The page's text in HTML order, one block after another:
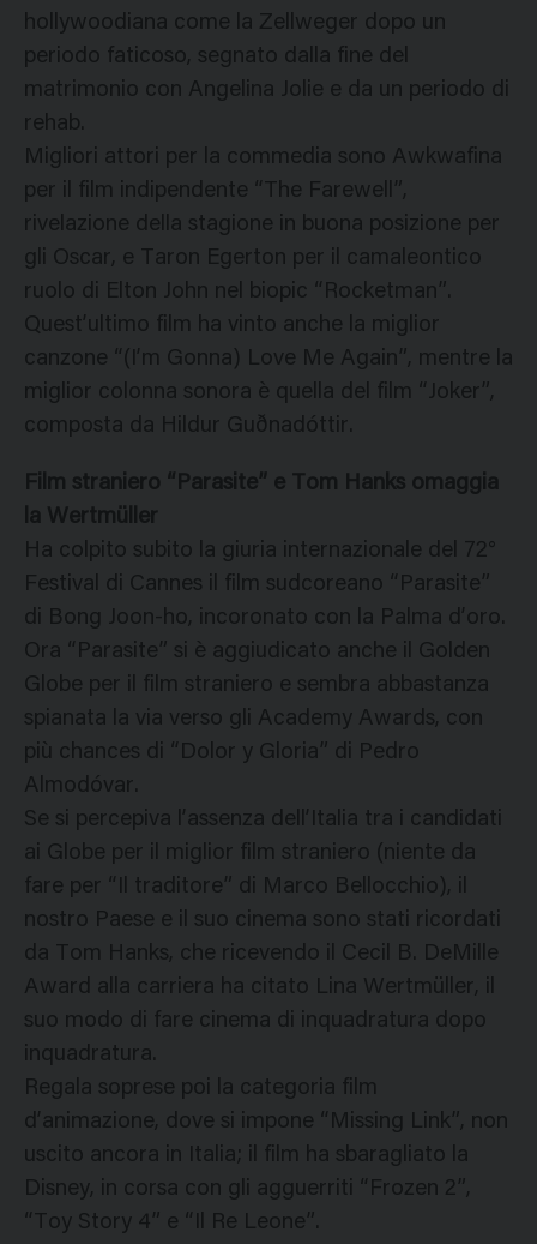
hollywoodiana come la Zellweger dopo un
periodo faticoso, segnato dalla fine del
matrimonio con Angelina Jolie e da un periodo di
rehab.
Migliori attori per la commedia sono Awkwafina
per il film indipendente “The Farewell”,
rivelazione della stagione in buona posizione per
gli Oscar, e Taron Egerton per il camaleontico
ruolo di Elton John nel biopic “Rocketman”.
Quest’ultimo film ha vinto anche la miglior
canzone “(I’m Gonna) Love Me Again”, mentre la
miglior colonna sonora è quella del film “Joker”,
composta da Hildur Guðnadóttir.
Film straniero “Parasite” e Tom Hanks omaggia
la Wertmüller
Ha colpito subito la giuria internazionale del 72°
Festival di Cannes il film sudcoreano “Parasite”
di Bong Joon-ho, incoronato con la Palma d’oro.
Ora “Parasite” si è aggiudicato anche il Golden
Globe per il film straniero e sembra abbastanza
spianata la via verso gli Academy Awards, con
più chances di “Dolor y Gloria” di Pedro
Almodóvar.
Se si percepiva l’assenza dell’Italia tra i candidati
ai Globe per il miglior film straniero (niente da
fare per “Il traditore” di Marco Bellocchio), il
nostro Paese e il suo cinema sono stati ricordati
da Tom Hanks, che ricevendo il Cecil B. DeMille
Award alla carriera ha citato Lina Wertmüller, il
suo modo di fare cinema di inquadratura dopo
inquadratura.
Regala soprese poi la categoria film
d’animazione, dove si impone “Missing Link”, non
uscito ancora in Italia; il film ha sbaragliato la
Disney, in corsa con gli agguerriti “Frozen 2”,
“Toy Story 4” e “Il Re Leone”.